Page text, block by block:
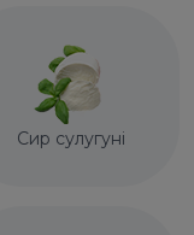
Сир сулугуні